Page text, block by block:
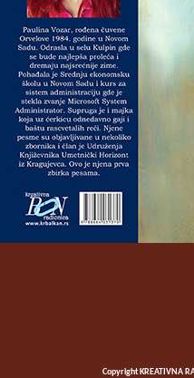
Copyright KREATIVNA